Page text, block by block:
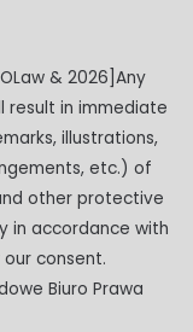
& 2026]Any
result in immediate
illustrations,
etc.) of
other protective
in accordance with
consent.
Biuro Prawa